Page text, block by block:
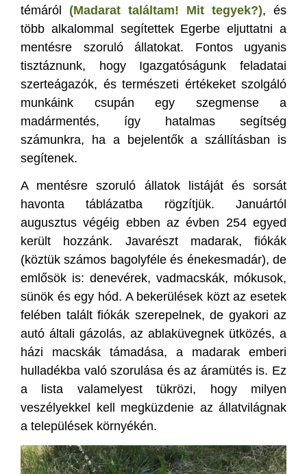
témáról (Madarat találtam! Mit tegyek?), és
több alkalommal segítettek Egerbe eljuttatni a
mentésre szoruló állatokat. Fontos ugyanis
tisztáznunk, hogy Igazgatóságunk feladatai
szerteágazók, és természeti értékeket szolgáló
munkáink csupán egy szegmense a
madármentés, így hatalmas segítség
számunkra, ha a bejelentők a szállításban is
segítenek.
A mentésre szoruló állatok listáját és sorsát
havonta táblázatba rögzítjük. Januártól
augusztus végéig ebben az évben 254 egyed
került hozzánk. Javarészt madarak, fiókák
(köztük számos bagolyféle és énekesmadár), de
emlősök is: denevérek, vadmacskák, mókusok,
sünök és egy hód. A bekerülések közt az esetek
felében talált fiókák szerepelnek, de gyakori az
autó általi gázolás, az ablaküvegnek ütközés, a
házi macskák támadása, a madarak emberi
hulladékba való szorulása és az áramütés is. Ez
a lista valamelyest tükrözi, hogy milyen
veszélyekkel kell megküzdenie az állatvilágnak
a települések környékén.